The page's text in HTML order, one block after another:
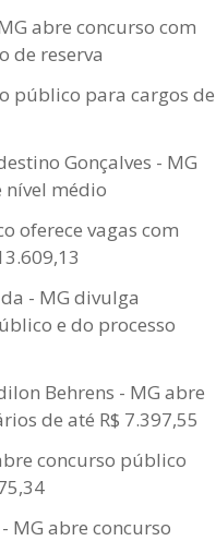
abre concurso com
de reserva
público para cargos de
Gonçalves - MG
nível médio
oferece vagas com
- MG divulga
e do processo
Behrens - MG abre
de até R$ 7.397,55
concurso público
MG abre concurso